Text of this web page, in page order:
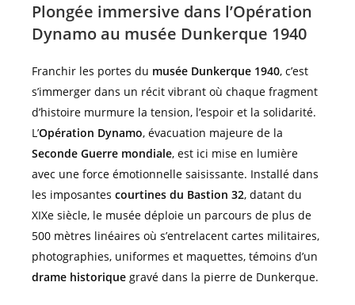
Plongée immersive dans l’Opération
Dynamo au musée Dunkerque 1940
Franchir les portes du musée Dunkerque 1940, c’est
s’immerger dans un récit vibrant où chaque fragment
d’histoire murmure la tension, l’espoir et la solidarité.
L’Opération Dynamo, évacuation majeure de la
Seconde Guerre mondiale, est ici mise en lumière
avec une force émotionnelle saisissante. Installé dans
les imposantes courtines du Bastion 32, datant du
XIXe siècle, le musée déploie un parcours de plus de
500 mètres linéaires où s’entrelacent cartes militaires,
photographies, uniformes et maquettes, témoins d’un
drame historique gravé dans la pierre de Dunkerque.